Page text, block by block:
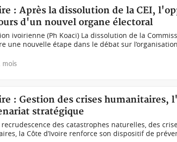
: Après la dissolution de la CEI,
d'un nouvel organe électoral
ivoirienne (Ph Koaci) La dissolution de la
une nouvelle étape dans le débat sur
mois
: Gestion des crises humanitaires,
stratégique
recrudescence des catastrophes naturelles, des
la Côte d’Ivoire renforce son dispositif de